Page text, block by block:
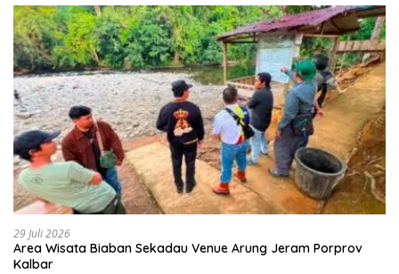
29 Juli 2026
Area Wisata Biaban Sekadau Venue Arung Jeram Porprov
Kalbar